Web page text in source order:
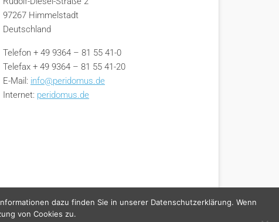
97267 Himmelstadt
Deutschland
Telefon + 49 9364 – 81 55 41-0
Telefax + 49 9364 – 81 55 41-20
E-Mail: info@peridomus.de
Internet: peridomus.de
dazu finden Sie in unserer Datenschutzerklärung. Wenn
von Cookies zu.